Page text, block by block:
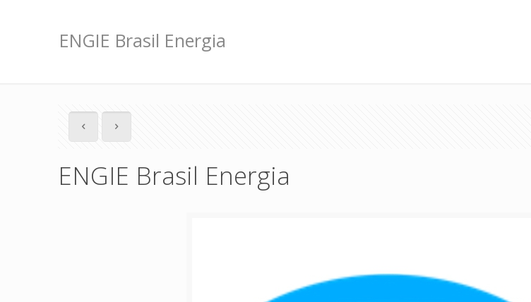
ENGIE Brasil Energia
ENGIE Brasil Energia